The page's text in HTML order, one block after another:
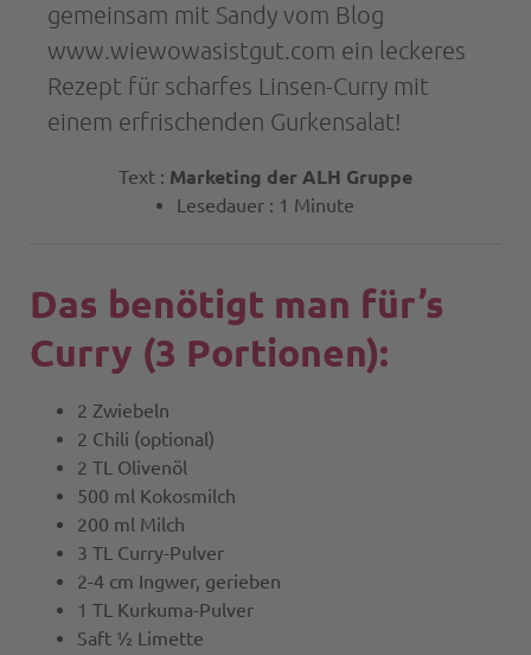
gemeinsam mit Sandy vom Blog
www.wiewowasistgut.com ein leckeres
Rezept für scharfes Linsen-Curry mit
einem erfrischenden Gurkensalat!
Text : Marketing der ALH Gruppe
Lesedauer : 1 Minute
Das benötigt man für’s
Curry (3 Portionen):
2 Zwiebeln
2 Chili (optional)
2 TL Olivenöl
500 ml Kokosmilch
200 ml Milch
3 TL Curry-Pulver
2-4 cm Ingwer, gerieben
1 TL Kurkuma-Pulver
Saft ½ Limette